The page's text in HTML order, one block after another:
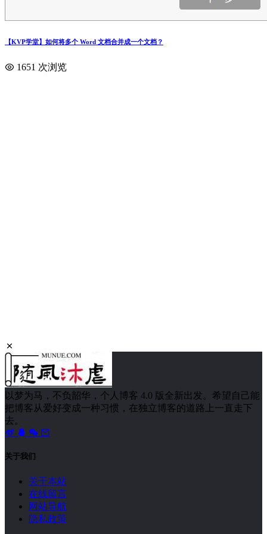
【KVP学堂】如何将多个 Word 文档合并成一个文档？
1651 次浏览
以梦为马，不负韶华，个人博客 4.0 版全新出发。希望自己能
把博客从爱好变成一种习惯，在独立博客的道路上一直走下
去。
关于我们
关于本站
在线留言
网站导航
隐私政策